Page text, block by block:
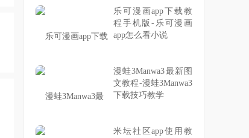
乐可漫画app下载教
程手机版-乐可漫画
app怎么看小说
漫蛙3Manwa3最新图
文教程-漫蛙3Manwa3
下载技巧教学
米坛社区app使用教